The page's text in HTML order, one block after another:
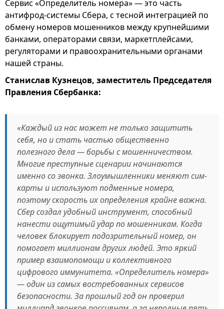
Сервис «Определитель номера» — это часть
антифрод-системы Сбера, с тесной интеграцией по
обмену номеров мошенников между крупнейшими
банками, операторами связи, маркетплейсами,
регуляторами и правоохранительными органами
нашей страны.
Станислав Кузнецов, заместитель Председателя
Правления Сбербанка:
«Каждый из нас может не только защитить
себя, но и стать частью общественно
полезного дела ― борьбы с мошенничеством.
Многие преступные сценарии начинаются
именно со звонка. Злоумышленники меняют сим-
карты и используют подменные номера,
поэтому скорость их определения крайне важна.
Сбер создал удобный инструмент, способный
нанести ощутимый удар по мошенникам. Когда
человек блокирует подозрительный номер, он
помогает миллионам других людей. Это яркий
пример взаимопомощи и коллективного
цифрового иммунитета. «Определитель номера»
― один из самых востребованных сервисов
безопасности. За прошлый год он проверил